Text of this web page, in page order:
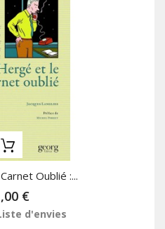
Oublié :...
€
d'envies